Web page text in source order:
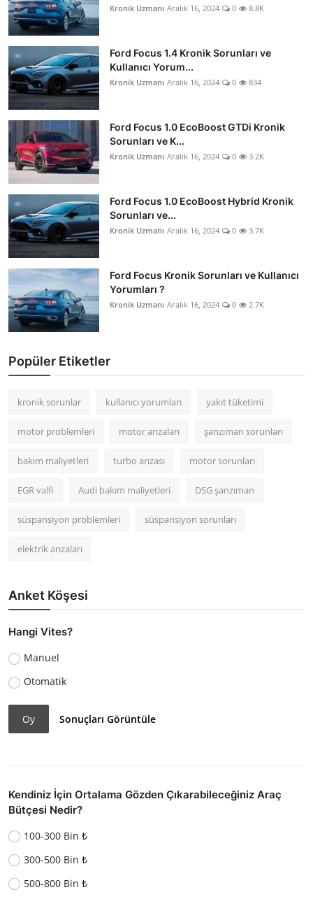
Kronik Uzmanı Aralık 16, 2024 0 8.8K
Ford Focus 1.4 Kronik Sorunları ve
Kullanıcı Yorum...
Kronik Uzmanı Aralık 16, 2024 0 834
Ford Focus 1.0 EcoBoost GTDi Kronik
Sorunları ve K...
Kronik Uzmanı Aralık 16, 2024 0 3.2K
Ford Focus 1.0 EcoBoost Hybrid Kronik
Sorunları ve...
Kronik Uzmanı Aralık 16, 2024 0 3.7K
Ford Focus Kronik Sorunları ve Kullanıcı
Yorumları ?
Kronik Uzmanı Aralık 16, 2024 0 2.7K
Popüler Etiketler
kronik sorunlar kullanıcı yorumları yakıt tüketimi
motor problemleri motor arızaları şanzıman sorunları
bakım maliyetleri turbo arızası motor sorunları
EGR valfi Audi bakım maliyetleri DSG şanzıman
süspansiyon problemleri süspansiyon sorunları
elektrik arızaları
Anket Köşesi
Hangi Vites?
Manuel
Otomatik
Oy Sonuçları Görüntüle
Kendiniz İçin Ortalama Gözden Çıkarabileceğiniz Araç
Bütçesi Nedir?
100-300 Bin ₺
300-500 Bin ₺
500-800 Bin ₺